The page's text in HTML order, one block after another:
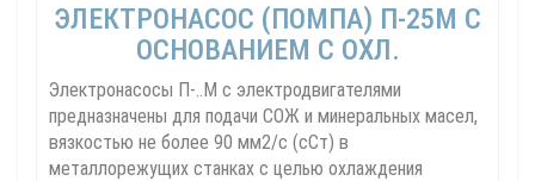
ЭЛЕКТРОНАСОС (ПОМПА) П-25М С
ОСНОВАНИЕМ С ОХЛ.
Электронасосы П-..М с электродвигателями
предназначены для подачи СОЖ и минеральных масел,
вязкостью не более 90 мм2/с (сСт) в
металлорежущих станках с целью охлаждения